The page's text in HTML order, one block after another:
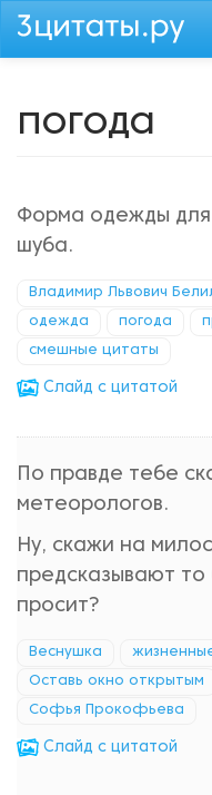
Перейти
погода
Форма одежды для
шуба.
Владимир Львович
одежда погода
смешные цитаты
Cлайд с цитатой
По правде тебе
метеорологов.
Ну, скажи на
предсказывают то
просит?
Веснушка
Оставь окно открытым
Софья Прокофьева
Cлайд с цитатой